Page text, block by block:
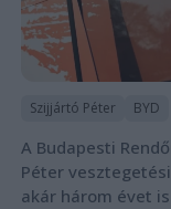
Szijjártó Péter BYD
A Budapesti
Péter
akár három évet